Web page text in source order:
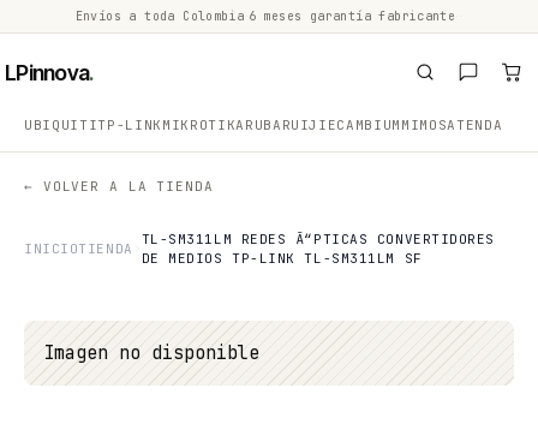
Envíos a toda Colombia 6 meses garantía fabricante
LPinnova.
UBIQUITITP-LINK MIKROTIKARUBA RUIJIECAMBIUM MIMOSATENDA
← VOLVER A LA TIENDA
INICIOTIENDA
TL-SM311LM REDES Ã“PTICAS CONVERTIDORES
DE MEDIOS TP-LINK TL-SM311LM SF
Imagen no disponible